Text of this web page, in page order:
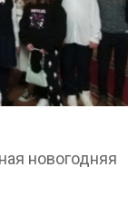
новогодняя